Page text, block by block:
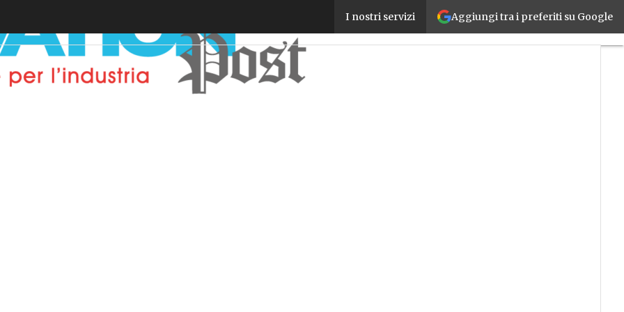
Aggiungi tra i preferiti su Google
I nostri servizi
Geico, lo smart design per la verniciatura